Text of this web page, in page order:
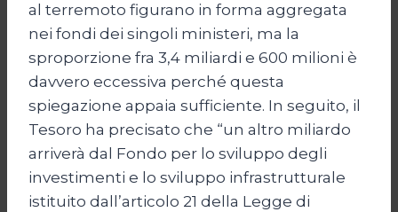
al terremoto figurano in forma aggregata
nei fondi dei singoli ministeri, ma la
sproporzione fra 3,4 miliardi e 600 milioni è
davvero eccessiva perché questa
spiegazione appaia sufficiente. In seguito, il
Tesoro ha precisato che “un altro miliardo
arriverà dal Fondo per lo sviluppo degli
investimenti e lo sviluppo infrastrutturale
istituito dall’articolo 21 della Legge di